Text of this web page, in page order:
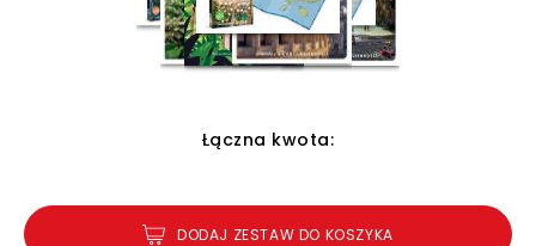
Łączna kwota:
DODAJ ZESTAW DO KOSZYKA